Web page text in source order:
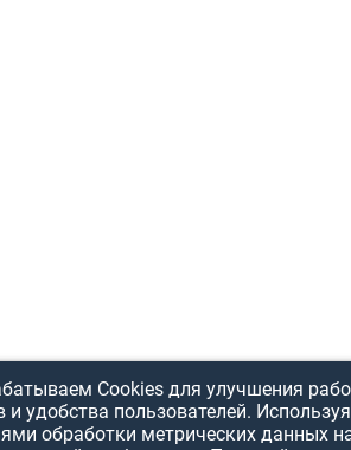
Cookies для улучшения
и удобства пользователей.
обработки метрических данных